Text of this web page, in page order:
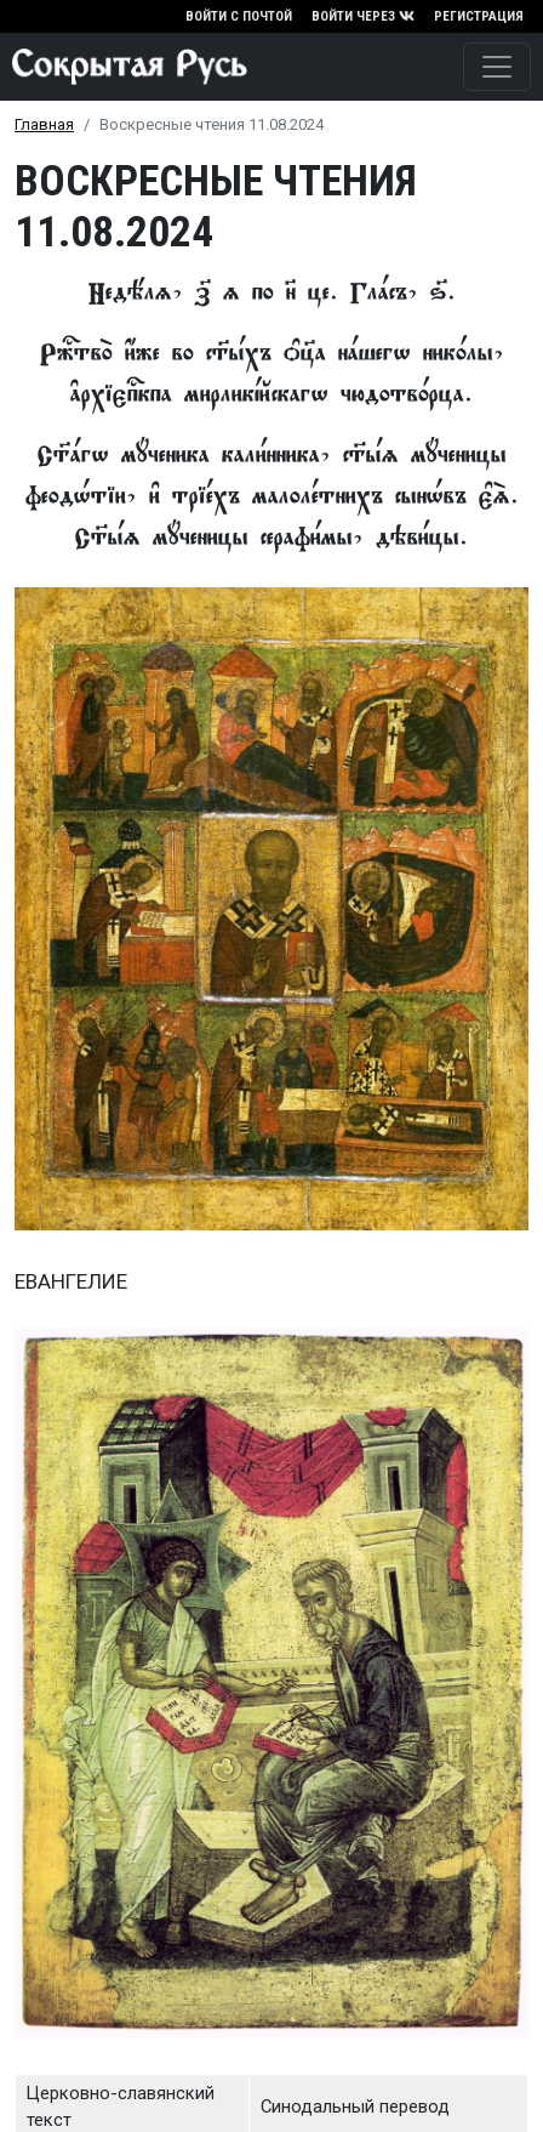
Перейти к основному
ВОЙТИ С ПОЧТОЙ ВОЙТИ ЧЕРЕЗ РЕГИСТРАЦИЯ
Главная Воскресные чтения 11.08.2024
ВОСКРЕСНЫЕ ЧТЕНИЯ
11.08.2024
Недёлz, з7 z по н7 це. Глaсъ, ѕ7.
Ржcтво2 и4же во ст7hхъ nц7а нaшегw ник0лы,
ґрхієпcкпа мирликjйскагw чюдотв0рца.
Ст7aгw мyченика кали1нника, с™hz мyченицы
феодHтіи, и3 тріeхъ малолeтнихъ сынHвъ є3S.
С™hz мyченицы серафи1мы, дэви1цы.
ЕВАНГЕЛИЕ
Церковно-славянский
текст
Синодальный перевод